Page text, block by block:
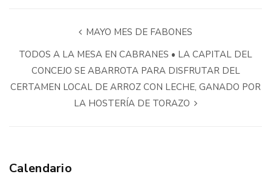
MAYO MES DE FABONES
TODOS A LA MESA EN CABRANES • LA CAPITAL DEL
CONCEJO SE ABARROTA PARA DISFRUTAR DEL
CERTAMEN LOCAL DE ARROZ CON LECHE, GANADO POR
LA HOSTERÍA DE TORAZO
Calendario